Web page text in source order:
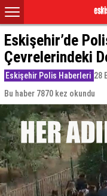
Eskişehir’de
Çevrelerindeki
Eskişehir Polis Haberleri 28
Bu haber 7870 kez okundu